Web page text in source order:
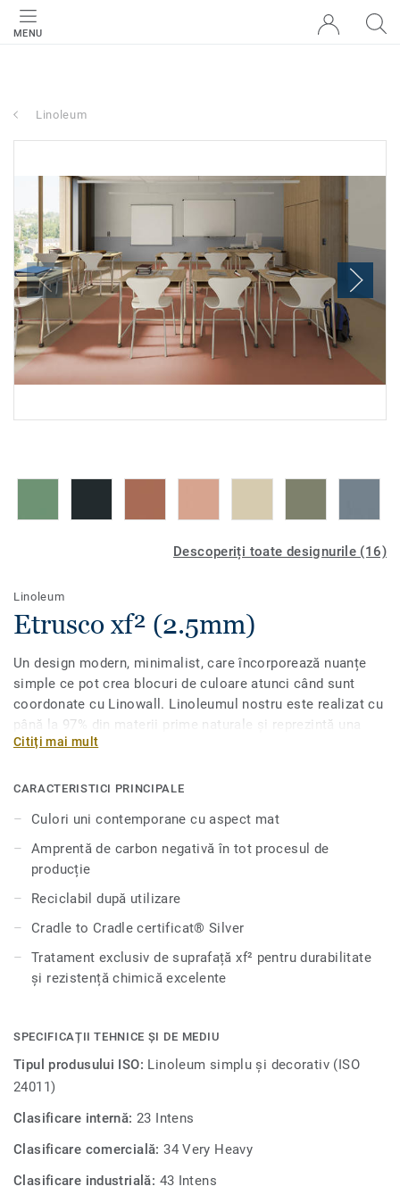
MENU
Linoleum
Descoperiți toate designurile (16)
Linoleum
Etrusco xf² (2.5mm)
Un design modern, minimalist, care încorporează nuanțe
simple ce pot crea blocuri de culoare atunci când sunt
coordonate cu Linowall. Linoleumul nostru este realizat cu
până la 97% din materii prime naturale și reprezintă una
dintre cele mai durabile soluții de pardoseală de pe piață.
pentru durabilitate extremă, curățare ușoară și întreținere
Această colecție face parte din Selecția noastră circulară.
Citiți mai mult
CARACTERISTICI PRINCIPALE
Culori uni contemporane cu aspect mat
Amprentă de carbon negativă în tot procesul de
producție
Reciclabil după utilizare
Cradle to Cradle certificat® Silver
Tratament exclusiv de suprafață xf² pentru durabilitate
și rezistență chimică excelente
SPECIFICAȚII TEHNICE ȘI DE MEDIU
Tipul produsului ISO: Linoleum simplu și decorativ (ISO
24011)
Clasificare internă: 23 Intens
Clasificare comercială:34 Very Heavy
Clasificare industrială: 43 Intens